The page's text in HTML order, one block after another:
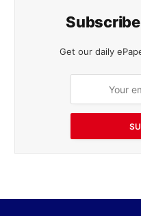
Get our daily